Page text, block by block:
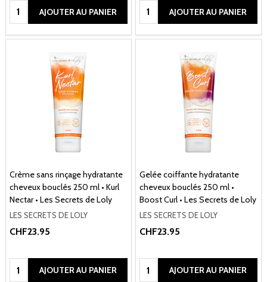
Quantité:AJOUTER AU PANIER Quantité:AJOUTER AU PANIER
Crème sans rinçage hydratante
cheveux bouclés 250 ml • Kurl
Nectar • Les Secrets de Loly
LES SECRETS DE LOLY
CHF23.95
Quantité:AJOUTER AU PANIER
Gelée coiffante hydratante
cheveux bouclés 250 ml •
Boost Curl • Les Secrets de Loly
LES SECRETS DE LOLY
CHF23.95
Quantité:AJOUTER AU PANIER